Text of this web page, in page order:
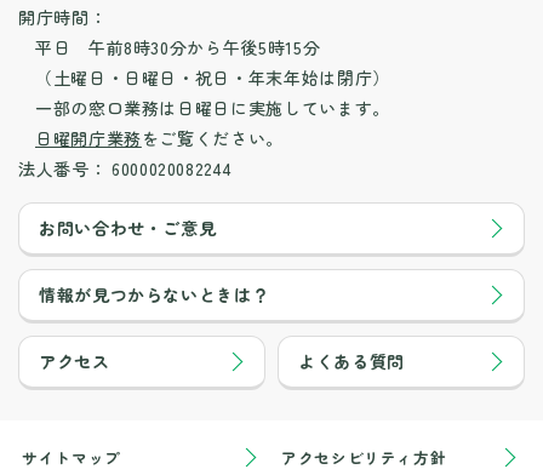
開庁時間：
平日 午前8時30分から午後5時15分
（土曜日・日曜日・祝日・年末年始は閉庁）
一部の窓口業務は日曜日に実施しています。
日曜開庁業務をご覧ください。
法人番号： 6000020082244
お問い合わせ・ご意見
情報が見つからないときは？
アクセス よくある質問
サイトマップ アクセシビリティ方針